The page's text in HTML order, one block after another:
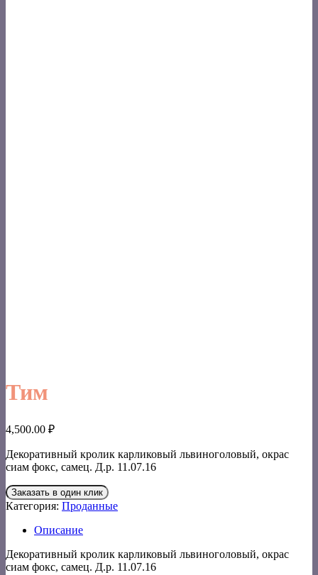
Тим
4,500.00 ₽
Декоративный кролик карликовый львиноголовый, окрас
сиам фокс, самец. Д.р. 11.07.16
Заказать в один клик
Категория: Проданные
Описание
Декоративный кролик карликовый львиноголовый, окрас
сиам фокс, самец. Д.р. 11.07.16